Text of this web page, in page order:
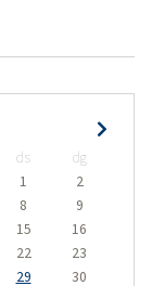
ds
dg
1
2
8
9
15
16
22
23
29
30